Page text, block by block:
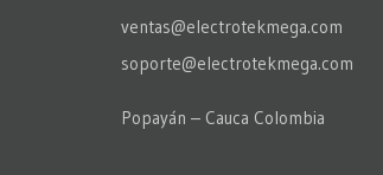
ventas@electrotekmega.com
soporte@electrotekmega.com
Popayán – Cauca Colombia